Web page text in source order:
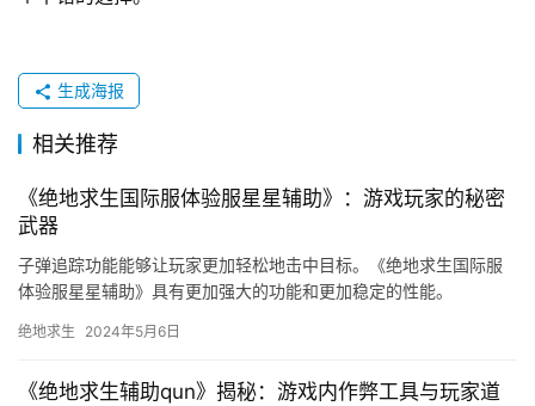
生成海报
相关推荐
《绝地求生国际服体验服星星辅助》：游戏玩家的秘密
武器
子弹追踪功能能够让玩家更加轻松地击中目标。《绝地求生国际服
体验服星星辅助》具有更加强大的功能和更加稳定的性能。
绝地求生 2024年5月6日
《绝地求生辅助qun》揭秘：游戏内作弊工具与玩家道